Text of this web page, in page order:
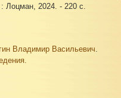
: Лоцман, 2024. - 220 с.
Владимир Васильевич.